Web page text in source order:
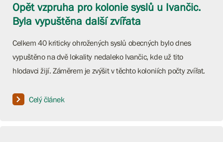
Opět vzpruha pro kolonie syslů u Ivančic.
Byla vypuštěna další zvířata
Celkem 40 kriticky ohrožených syslů obecných bylo dnes
vypuštěno na dvě lokality nedaleko Ivančic, kde už tito
hlodavci žijí. Záměrem je zvýšit v těchto koloniích počty zvířat.
Celý článek